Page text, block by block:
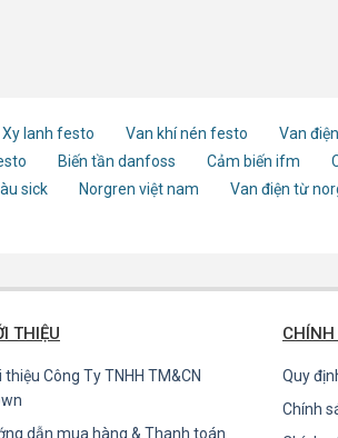
Xy lanh festo Van khí nén festo Van
Biến tần danfoss Cảm biến ifm
sick Norgren việt nam Van điện từ
THIỆU
thiệu Công Ty TNHH TM&CN
dẫn mua hàng & Thanh toán
CHÍNH
Quy
Chính